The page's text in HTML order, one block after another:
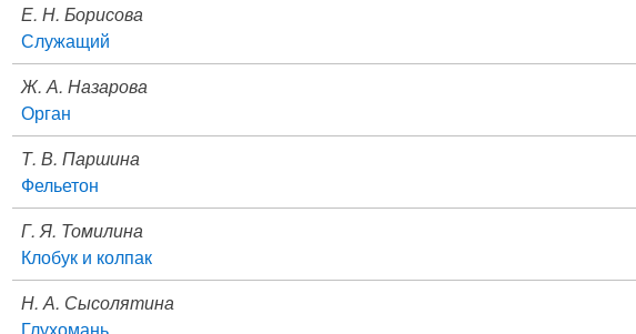
Е. Н. Борисова
Служащий
Ж. А. Назарова
Орган
Т. В. Паршина
Фельетон
Г. Я. Томилина
Клобук и колпак
Н. А. Сысолятина